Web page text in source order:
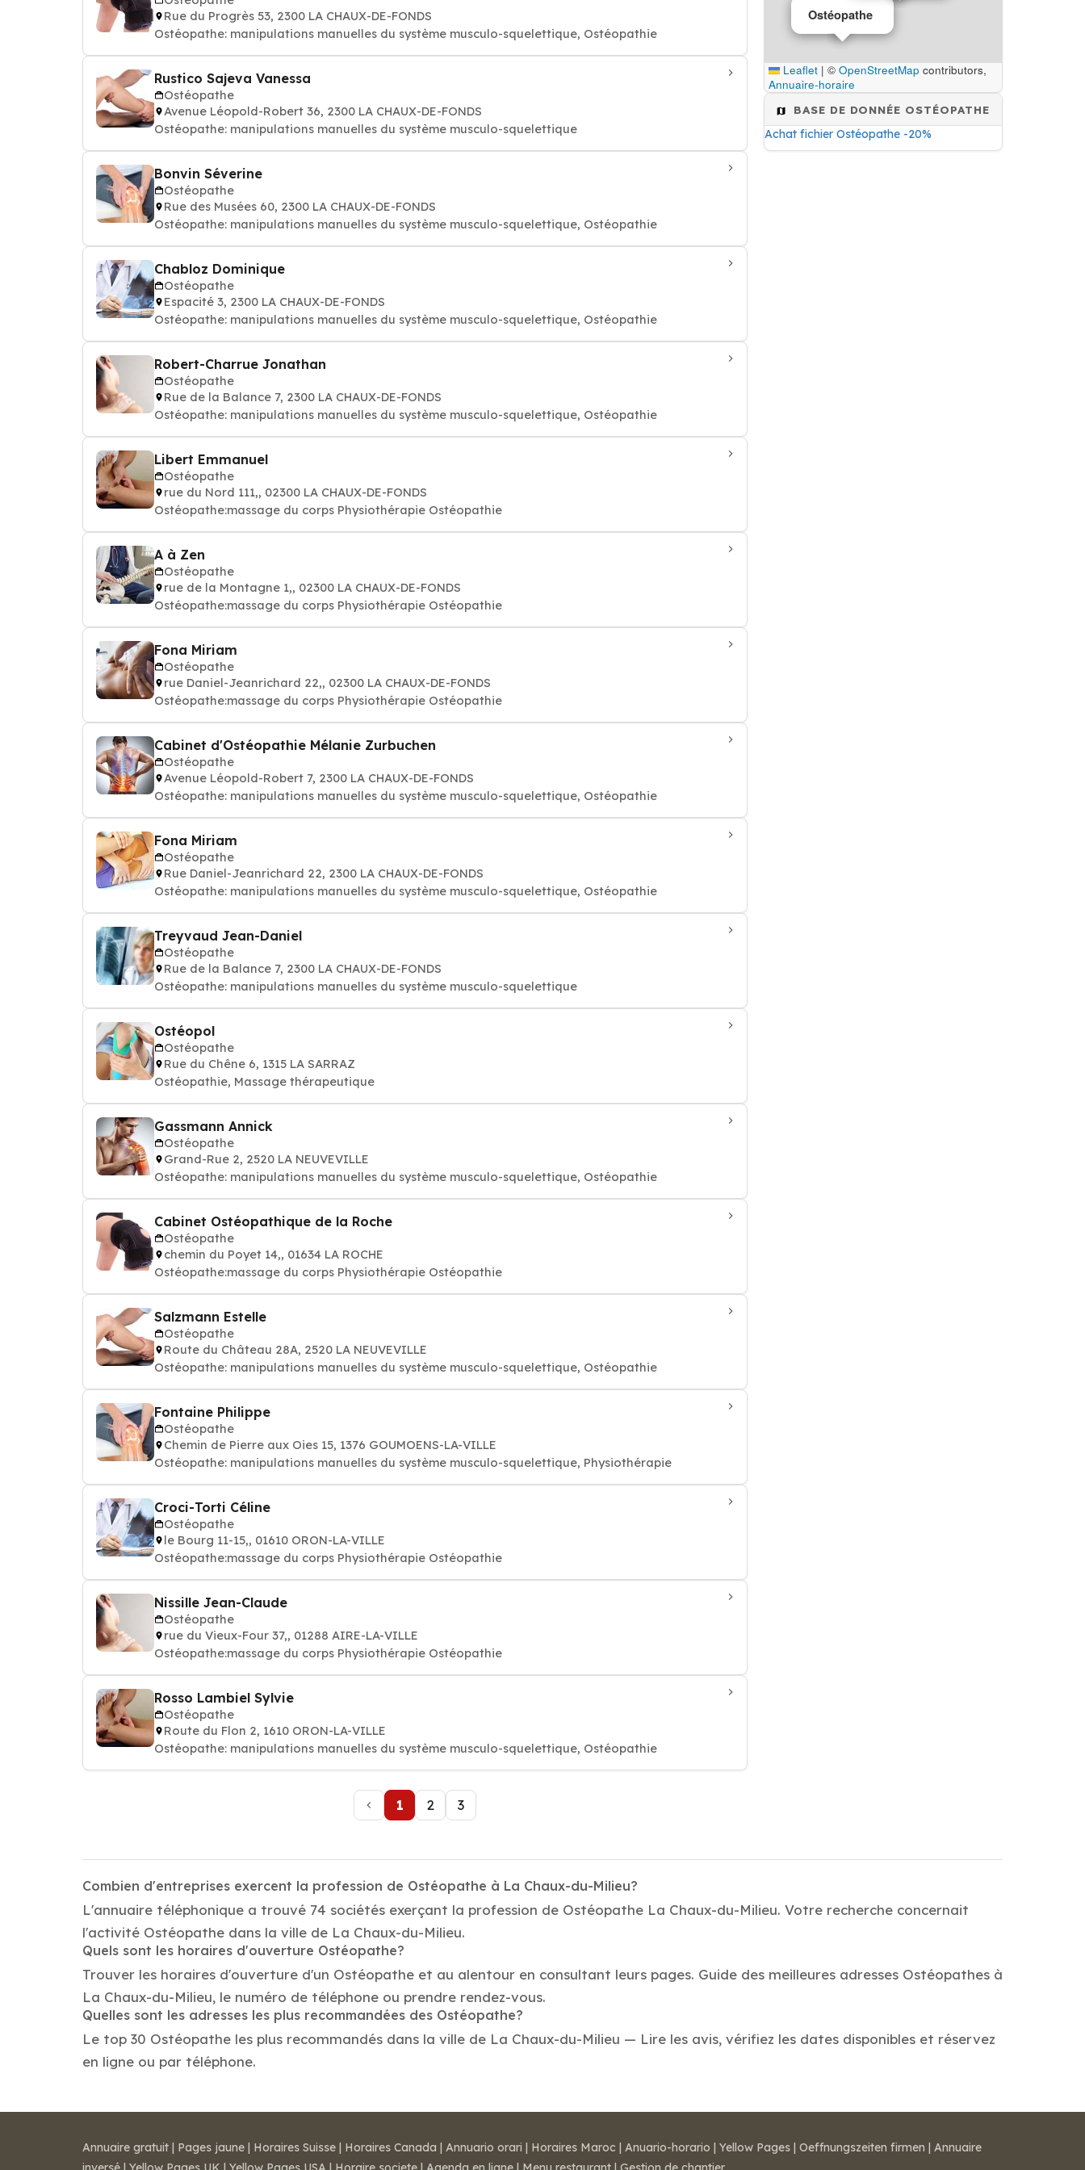
Rue du Progrès 53, 2300 LA CHAUX-DE-FONDS
Ostéopathe: manipulations manuelles du système musculo-squelettique, Ostéopathie
Rustico Sajeva Vanessa
Ostéopathe
Avenue Léopold-Robert 36, 2300 LA CHAUX-DE-FONDS
Ostéopathe: manipulations manuelles du système musculo-squelettique
Bonvin Séverine
Ostéopathe
Rue des Musées 60, 2300 LA CHAUX-DE-FONDS
Ostéopathe: manipulations manuelles du système musculo-squelettique, Ostéopathie
Chabloz Dominique
Ostéopathe
Espacité 3, 2300 LA CHAUX-DE-FONDS
Ostéopathe: manipulations manuelles du système musculo-squelettique, Ostéopathie
Robert-Charrue Jonathan
Ostéopathe
Rue de la Balance 7, 2300 LA CHAUX-DE-FONDS
Ostéopathe: manipulations manuelles du système musculo-squelettique, Ostéopathie
Libert Emmanuel
Ostéopathe
rue du Nord 111,, 02300 LA CHAUX-DE-FONDS
Ostéopathe:massage du corps Physiothérapie Ostéopathie
A à Zen
Ostéopathe
rue de la Montagne 1,, 02300 LA CHAUX-DE-FONDS
Ostéopathe:massage du corps Physiothérapie Ostéopathie
Fona Miriam
Ostéopathe
rue Daniel-Jeanrichard 22,, 02300 LA CHAUX-DE-FONDS
Ostéopathe:massage du corps Physiothérapie Ostéopathie
Cabinet d'Ostéopathie Mélanie Zurbuchen
Ostéopathe
Avenue Léopold-Robert 7, 2300 LA CHAUX-DE-FONDS
Ostéopathe: manipulations manuelles du système musculo-squelettique, Ostéopathie
Fona Miriam
Ostéopathe
Rue Daniel-Jeanrichard 22, 2300 LA CHAUX-DE-FONDS
Ostéopathe: manipulations manuelles du système musculo-squelettique, Ostéopathie
Treyvaud Jean-Daniel
Ostéopathe
Rue de la Balance 7, 2300 LA CHAUX-DE-FONDS
Ostéopathe: manipulations manuelles du système musculo-squelettique
Ostéopol
Ostéopathe
Rue du Chêne 6, 1315 LA SARRAZ
Ostéopathie, Massage thérapeutique
Gassmann Annick
Ostéopathe
Grand-Rue 2, 2520 LA NEUVEVILLE
Ostéopathe: manipulations manuelles du système musculo-squelettique, Ostéopathie
Cabinet Ostéopathique de la Roche
Ostéopathe
chemin du Poyet 14,, 01634 LA ROCHE
Ostéopathe:massage du corps Physiothérapie Ostéopathie
Salzmann Estelle
Ostéopathe
Route du Château 28A, 2520 LA NEUVEVILLE
Ostéopathe: manipulations manuelles du système musculo-squelettique, Ostéopathie
Fontaine Philippe
Ostéopathe
Chemin de Pierre aux Oies 15, 1376 GOUMOENS-LA-VILLE
Ostéopathe: manipulations manuelles du système musculo-squelettique, Physiothérapie
Croci-Torti Céline
Ostéopathe
le Bourg 11-15,, 01610 ORON-LA-VILLE
Ostéopathe:massage du corps Physiothérapie Ostéopathie
Nissille Jean-Claude
Ostéopathe
rue du Vieux-Four 37,, 01288 AIRE-LA-VILLE
Ostéopathe:massage du corps Physiothérapie Ostéopathie
Rosso Lambiel Sylvie
Ostéopathe
Route du Flon 2, 1610 ORON-LA-VILLE
Ostéopathe: manipulations manuelles du système musculo-squelettique, Ostéopathie
1 2 3
Ostéopathe
Leaflet | © OpenStreetMap contributors,
Annuaire-horaire
BASE DE DONNÉE OSTÉOPATHE
Achat fichier Ostéopathe -20%
Combien d'entreprises exercent la profession de Ostéopathe à La Chaux-du-Milieu?
L'annuaire téléphonique a trouvé 74 sociétés exerçant la profession de Ostéopathe La Chaux-du-Milieu. Votre recherche concernait
l'activité Ostéopathe dans la ville de La Chaux-du-Milieu.
Quels sont les horaires d'ouverture Ostéopathe?
Trouver les horaires d'ouverture d'un Ostéopathe et au alentour en consultant leurs pages. Guide des meilleures adresses Ostéopathes à
La Chaux-du-Milieu, le numéro de téléphone ou prendre rendez-vous.
Quelles sont les adresses les plus recommandées des Ostéopathe?
Le top 30 Ostéopathe les plus recommandés dans la ville de La Chaux-du-Milieu — Lire les avis, vérifiez les dates disponibles et réservez
en ligne ou par téléphone.
Annuaire gratuit | Pages jaune | Horaires Suisse | Horaires Canada | Annuario orari | Horaires Maroc | Anuario-horario | Yellow Pages | Oeffnungszeiten firmen | Annuaire